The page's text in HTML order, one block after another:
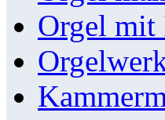
Orgel mit